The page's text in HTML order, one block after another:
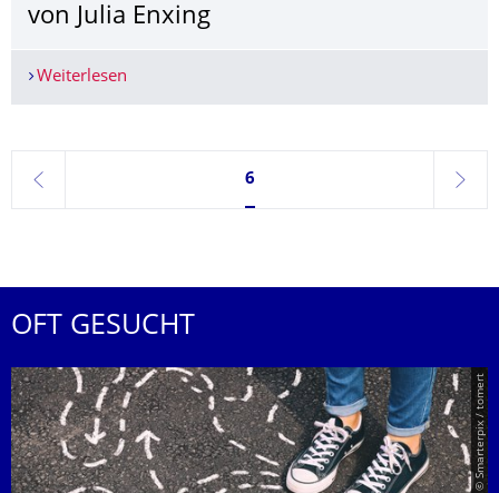
von Julia Enxing
Weiterlesen
zurück
Seite 6, aktuell ausgewählt
6
weiter
OFT GESUCHT
© Smarterpix / tomert